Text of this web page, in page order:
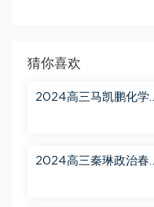
猜你喜欢
2024高三马凯鹏化学
2024高三秦琳政治春